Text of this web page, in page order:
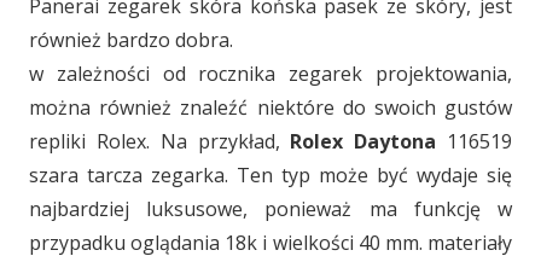
Panerai zegarek skóra końska pasek ze skóry, jest
również bardzo dobra.
w zależności od rocznika zegarek projektowania,
można również znaleźć niektóre do swoich gustów
repliki Rolex. Na przykład, Rolex Daytona 116519
szara tarcza zegarka. Ten typ może być wydaje się
najbardziej luksusowe, ponieważ ma funkcję w
przypadku oglądania 18k i wielkości 40 mm. materiały